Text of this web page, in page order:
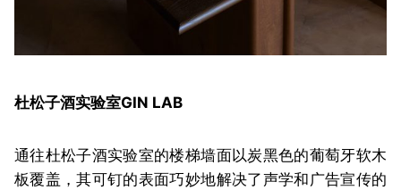
杜松子酒实验室GIN LAB
通往杜松子酒实验室的楼梯墙面以炭黑色的葡萄牙软木
板覆盖，其可钉的表面巧妙地解决了声学和广告宣传的